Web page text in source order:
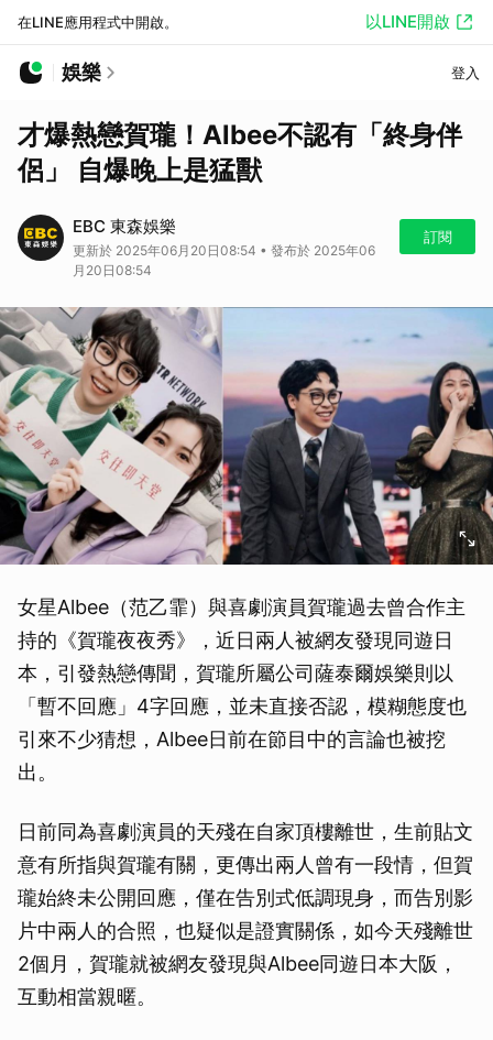
在LINE應用程式中開啟。 以LINE開啟
娛樂 登入
才爆熱戀賀瓏！Albee不認有「終身伴
侶」 自爆晚上是猛獸
EBC 東森娛樂
更新於 2025年06月20日08:54 • 發布於 2025年06
月20日08:54
訂閱
女星Albee（范乙霏）與喜劇演員賀瓏過去曾合作主
持的《賀瓏夜夜秀》，近日兩人被網友發現同遊日
本，引發熱戀傳聞，賀瓏所屬公司薩泰爾娛樂則以
「暫不回應」4字回應，並未直接否認，模糊態度也
引來不少猜想，Albee日前在節目中的言論也被挖
出。
日前同為喜劇演員的天殘在自家頂樓離世，生前貼文
意有所指與賀瓏有關，更傳出兩人曾有一段情，但賀
瓏始終未公開回應，僅在告別式低調現身，而告別影
片中兩人的合照，也疑似是證實關係，如今天殘離世
2個月，賀瓏就被網友發現與Albee同遊日本大阪，
互動相當親暱。